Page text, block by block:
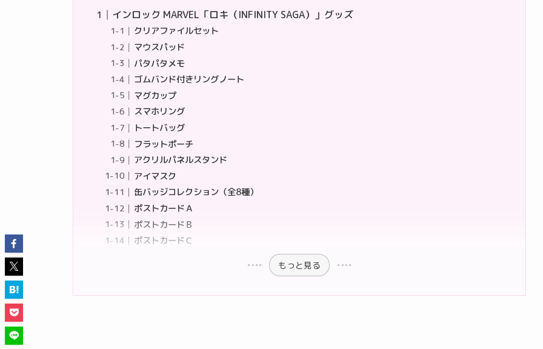
インロック MARVEL「ロキ（INFINITY SAGA）」グッズ
クリアファイルセット
マウスパッド
パタパタメモ
ゴムバンド付きリングノート
マグカップ
スマホリング
トートバッグ
フラットポーチ
アクリルパネルスタンド
アイマスク
缶バッジコレクション（全8種）
ポストカードＡ
ポストカードＢ
ポストカードＣ
もっと見る